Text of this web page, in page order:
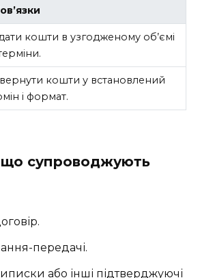
кошти в узгодженому об’ємі
кошти у встановлений
і формат.
супроводжують
передачі.
або інші підтверджуючі